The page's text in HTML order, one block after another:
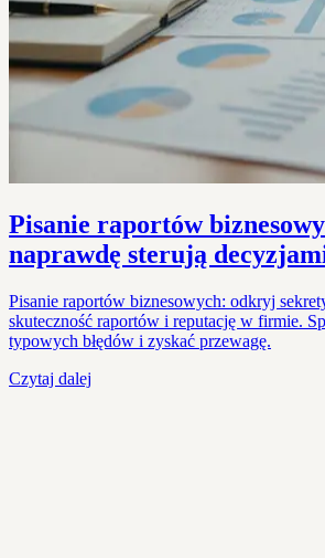
Pisanie raportów
naprawdę sterują
Pisanie raportów biznesowych: odkryj
skuteczność raportów i reputację w firmie.
typowych błędów i zyskać przewagę.
Czytaj dalej